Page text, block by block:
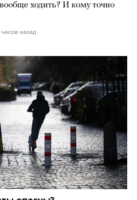
ходить? И кому точно
часов назад